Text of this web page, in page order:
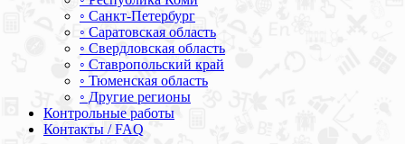
◦ Санкт-Петербург
◦ Саратовская область
◦ Свердловская область
◦ Ставропольский край
◦ Тюменская область
◦ Другие регионы
Контрольные работы
Контакты / FAQ